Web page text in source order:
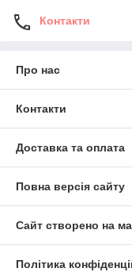
Контакти
Про нас
Контакти
Доставка та оплата
Повна версія сайту
Сайт створено на
Політика